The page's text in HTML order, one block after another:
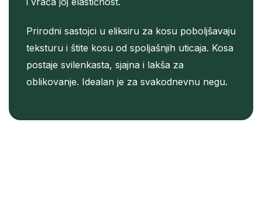
Prirodni sastojci u eliksiru za kosu poboljšavaju
teksturu i štite kosu od spoljašnjih uticaja. Kosa
postaje svilenkasta, sjajna i lakša za
oblikovanje. Idealan je za svakodnevnu negu.